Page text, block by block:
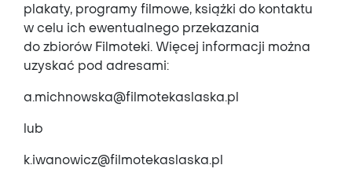
plakaty, programy filmowe, książki do kontaktu
w celu ich ewentualnego przekazania
do zbiorów Filmoteki. Więcej informacji można
uzyskać pod adresami:
a.michnowska@filmotekaslaska.pl
lub
k.iwanowicz@filmotekaslaska.pl